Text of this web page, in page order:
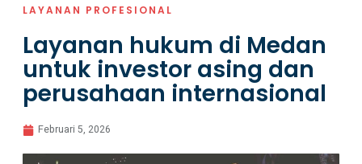
LAYANAN PROFESIONAL
Layanan hukum di Medan
untuk investor asing dan
perusahaan internasional
Februari 5, 2026